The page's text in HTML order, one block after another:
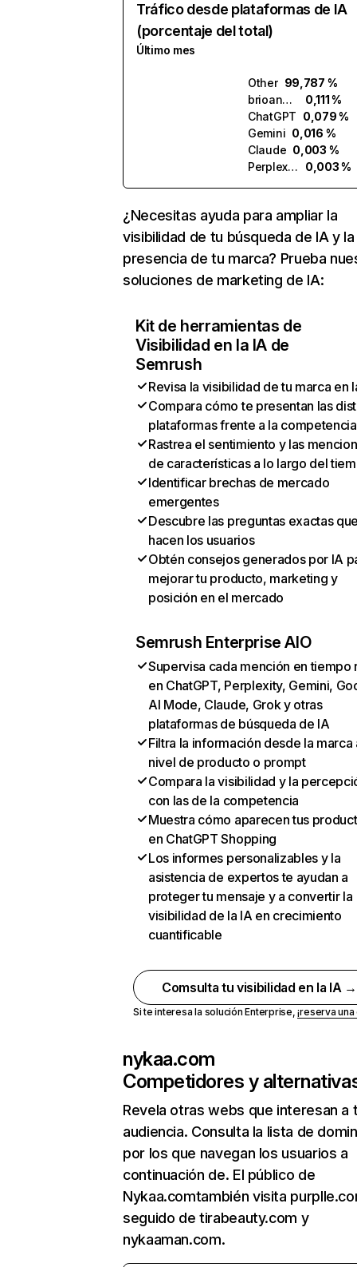
Tráfico desde plataformas de IA
(porcentaje del total)
Último mes
Other 99,787 %
brioanalytics.ai
0,111 %
ChatGPT 0,079 %
Gemini 0,016 %
Claude 0,003 %
Perplexity
0,003 %
¿Necesitas ayuda para ampliar la
visibilidad de tu búsqueda de IA y la
presencia de tu marca? Prueba
soluciones de marketing de IA:
Kit de herramientas de
Visibilidad en la IA de
Semrush
Revisa la visibilidad de tu marca en
Compara cómo te presentan las
plataformas frente a la competencia
Rastrea el sentimiento y las
de características a lo largo del
Identificar brechas de mercado
emergentes
Descubre las preguntas exactas
hacen los usuarios
Obtén consejos generados por IA
mejorar tu producto, marketing y
posición en el mercado
Semrush Enterprise AIO
Supervisa cada mención en tiempo
en ChatGPT, Perplexity, Gemini,
AI Mode, Claude, Grok y otras
plataformas de búsqueda de IA
Filtra la información desde la marca
nivel de producto o prompt
Compara la visibilidad y la
con las de la competencia
Muestra cómo aparecen tus
en ChatGPT Shopping
Los informes personalizables y la
asistencia de expertos te ayudan a
proteger tu mensaje y a convertir la
visibilidad de la IA en crecimiento
cuantificable
Comsulta tu visibilidad en la IA →
Si te interesa la solución Enterprise,¡reserva
nykaa.com
Competidores y
Revela otras webs que interesan a
audiencia. Consulta la lista de
por los que navegan los usuarios a
continuación de. El público de
Nykaa.comtambién visita
seguido de tirabeauty.com y
nykaaman.com.